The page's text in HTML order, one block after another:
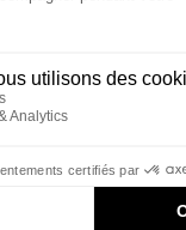
Québec-1
1
v2com-1
Cookies